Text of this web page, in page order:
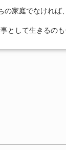
家庭でなければ
として生きるの